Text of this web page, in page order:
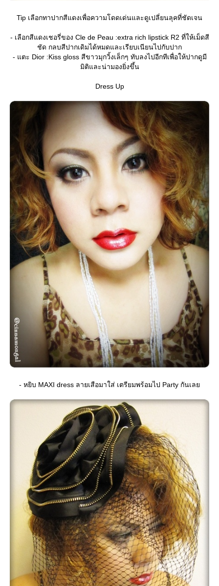
Tip เลือกทาปากสีแดงเพื่อความโดดเด่นและดูเปลี่ยนลุคที่ชัดเจน
- เลือกสีแดงเชอรี่ของ Cle de Peau :extra rich lipstick R2 ที่ให้เม็ดสี
ชัด กลบสีปากเดิมได้หมดและเรียบเนียนไปกับปาก
- แตะ Dior :Kiss gloss สีขาวมุกวิ้งเล็กๆ ทับลงไปอีกทีเพื่อให้ปากดูมี
มิติและน่ามองยิ่งขึ้น
Dress Up
- หยิบ MAXI dress ลายเสือมาใส่ เตรียมพร้อมไป Party กันเล